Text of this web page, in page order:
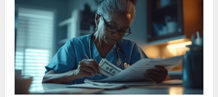
mutuelle
sante
:
sont
les
recours
legaux
votre
disposition
?